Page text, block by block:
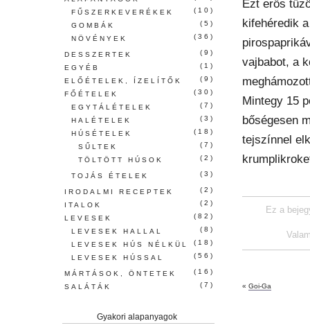
Ezt erős
kifehéredik
vajbabot, a
Mintegy 15
bőségesen
tejszínnel
Ez a
« Goi-Ga
FŰSZERKEVERÉKEK
(10)
GOMBÁK
(5)
NÖVÉNYEK
(36)
DESSZERTEK
(9)
EGYÉB
(1)
ELŐÉTELEK, ÍZELÍTŐK
(9)
FŐÉTELEK
(30)
EGYTÁLÉTELEK
(7)
HALÉTELEK
(3)
HÚSÉTELEK
(18)
SŰLTEK
(7)
TÖLTÖTT HÚSOK
(2)
TOJÁS ÉTELEK (3)
IRODALMI RECEPTEK
(2)
ITALOK
(2)
LEVESEK
(82)
LEVESEK HALLAL
(8)
LEVESEK HÚS NÉLKÜL
(18)
LEVESEK HÚSSAL
(56)
MÁRTÁSOK, ÖNTETEK
(16)
SALÁTÁK
(7)
Gyakori alapanyagok